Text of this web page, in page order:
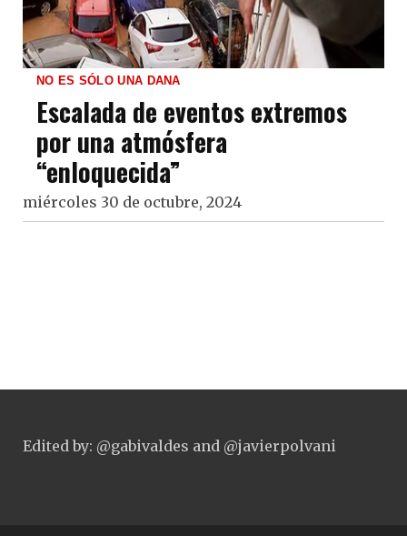
NO ES SÓLO UNA DANA
Escalada de eventos extremos
por una atmósfera
“enloquecida”
miércoles 30 de octubre, 2024
Edited by: @gabivaldes and @javierpolvani